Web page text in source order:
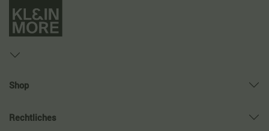
Shop
Rechtliches